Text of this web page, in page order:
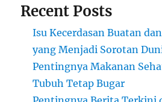
Recent Posts
Isu Kecerdasan Buatan
yang Menjadi Sorotan
Pentingnya Makanan
Tubuh Tetap Bugar